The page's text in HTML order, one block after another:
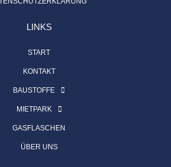
LINKS
START
KONTAKT
BAUSTOFFE
MIETPARK
GASFLASCHEN
ÜBER UNS